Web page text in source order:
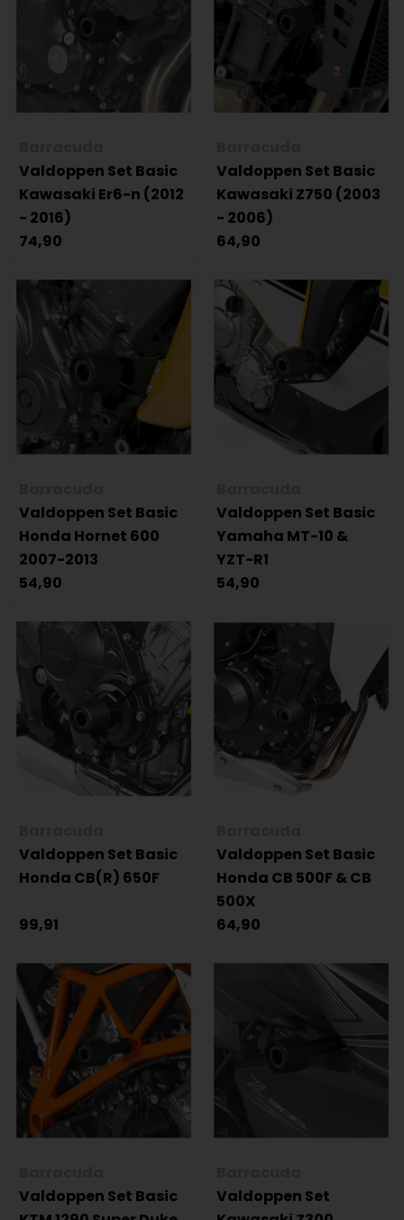
Valdoppen Set Basic
Kawasaki Er6-n (2012
- 2016)
74,90
Valdoppen Set Basic
Kawasaki Z750 (2003
- 2006)
64,90
Valdoppen Set Basic
Honda Hornet 600
2007-2013
54,90
Valdoppen Set Basic
Yamaha MT-10 &
YZT-R1
54,90
Valdoppen Set Basic
Honda CB(R) 650F
99,91
Valdoppen Set Basic
Honda CB 500F & CB
500X
64,90
Valdoppen Set Basic
Valdoppen Set